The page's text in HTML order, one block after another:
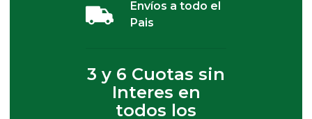
Envíos a todo el
Pais
3 y 6 Cuotas sin
Interes en
todos los